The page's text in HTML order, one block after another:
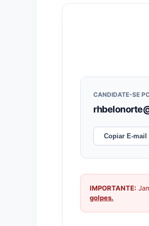
CANDIDATE-SE
Copiar E-mail
IMPORTANTE:
golpes.